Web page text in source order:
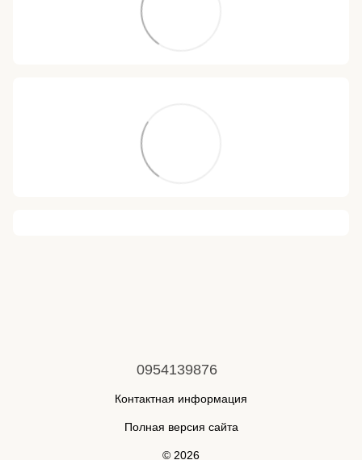
0954139876
Контактная информация
Полная версия сайта
© 2026